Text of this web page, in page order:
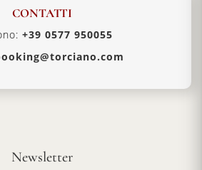
CONTATTI
+39 0577 950055
Newsletter